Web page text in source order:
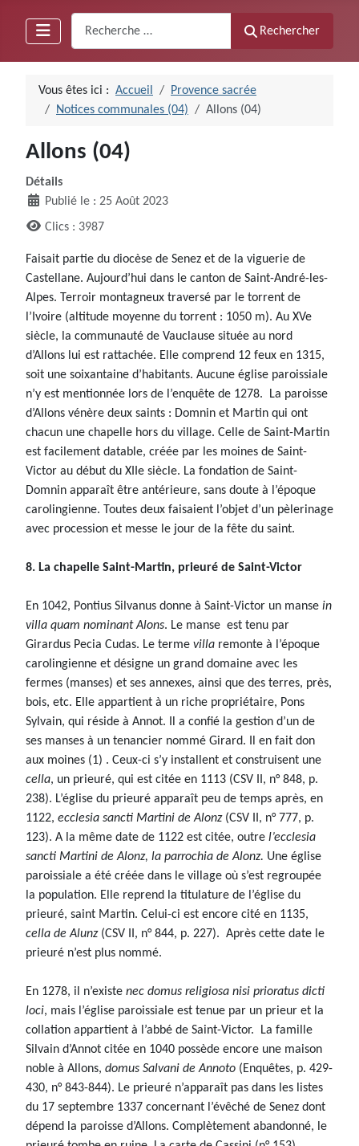
Rechercher
Vous êtes ici : Accueil
Provence sacrée
Notices communales (04)
Allons (04)
Allons (04)
Détails
Publié le : 25 Août 2023
Clics : 3987
Faisait partie du diocèse de Senez et de la viguerie de
Castellane. Aujourd’hui dans le canton de Saint-André-les-
Alpes. Terroir montagneux traversé par le torrent de
l’Ivoire (altitude moyenne du torrent : 1050 m). Au XVe
siècle, la communauté de Vauclause située au nord
d’Allons lui est rattachée. Elle comprend 12 feux en 1315,
soit une soixantaine d’habitants. Aucune église paroissiale
n’y est mentionnée lors de l’enquête de 1278. La paroisse
d’Allons vénère deux saints : Domnin et Martin qui ont
chacun une chapelle hors du village. Celle de Saint-Martin
est facilement datable, créée par les moines de Saint-
Victor au début du XIIe siècle. La fondation de Saint-
Domnin apparaît être antérieure, sans doute à l’époque
carolingienne. Toutes deux faisaient l’objet d’un pèlerinage
avec procession et messe le jour de la fête du saint.
8. La chapelle Saint-Martin, prieuré de Saint-Victor
En 1042, Pontius Silvanus donne à Saint-Victor un manse in
villa quam nominant Alons. Le manse est tenu par
Girardus Pecia Cudas. Le terme villa remonte à l’époque
carolingienne et désigne un grand domaine avec les
fermes (manses) et ses annexes, ainsi que des terres, près,
bois, etc. Elle appartient à un riche propriétaire, Pons
Sylvain, qui réside à Annot. Il a confié la gestion d’un de
ses manses à un tenancier nommé Girard. Il en fait don
aux moines (1) . Ceux-ci s’y installent et construisent une
cella, un prieuré, qui est citée en 1113 (CSV II, n° 848, p.
238). L’église du prieuré apparaît peu de temps après, en
1122, ecclesia sancti Martini de Alonz(CSV II, n° 777, p.
123). A la même date de 1122 est citée, outre l’ecclesia
sancti Martini de Alonz, la parrochia de Alonz. Une église
paroissiale a été créée dans le village où s’est regroupée
la population. Elle reprend la titulature de l’église du
prieuré, saint Martin. Celui-ci est encore cité en 1135,
cella de Alunz(CSV II, n° 844, p. 227). Après cette date le
prieuré n’est plus nommé.
En 1278, il n’existe nec domus religiosa nisi prioratus dicti
loci, mais l’église paroissiale est tenue par un prieur et la
collation appartient à l’abbé de Saint-Victor. La famille
Silvain d’Annot citée en 1040 possède encore une maison
noble à Allons, domus Salvani de Annoto (Enquêtes, p. 429-
430, n° 843-844). Le prieuré n’apparaît pas dans les listes
du 17 septembre 1337 concernant l’évêché de Senez dont
dépend la paroisse d’Allons. Complètement abandonné, le